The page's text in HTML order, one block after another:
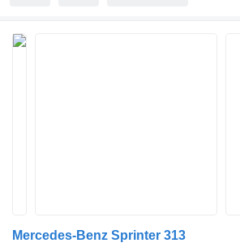
Mercedes-Benz Sprinter 313